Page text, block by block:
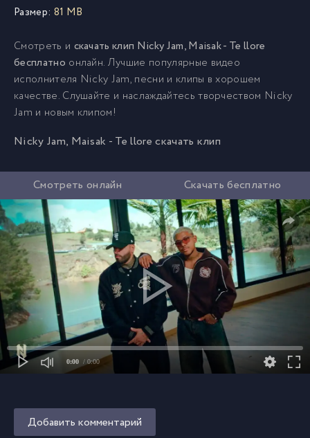
Размер: 81 MB
Смотреть и скачать клип Nicky Jam, Maisak - Te llore
бесплатно онлайн. Лучшие популярные видео
исполнителя Nicky Jam, песни и клипы в хорошем
качестве. Слушайте и наслаждайтесь творчеством Nicky
Jam и новым клипом!
Nicky Jam, Maisak - Te llore скачать клип
Смотреть онлайн Скачать бесплатно
0:00 / 0:00
Добавить комментарий